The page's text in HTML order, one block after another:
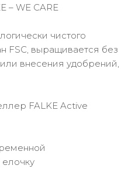
– WE CARE
чистого
FSC, выращивается без
внесения удобрений,
FALKE Active